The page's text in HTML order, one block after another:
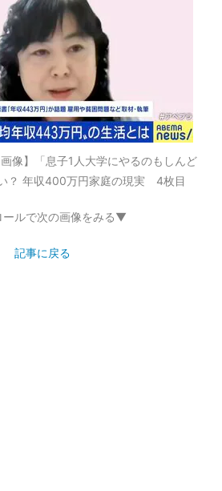
画像】「息子1人大学にやるのもしんど
？ 年収400万円家庭の現実 4枚目
ルで次の画像をみる▼
記事に戻る